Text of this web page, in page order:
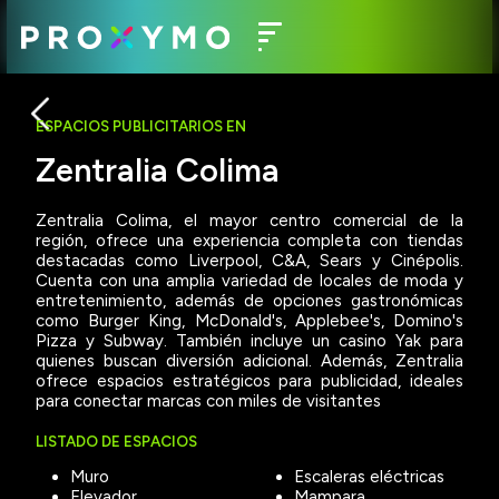
ESPACIOS PUBLICITARIOS EN
Zentralia Colima
Zentralia Colima, el mayor centro comercial de la
región, ofrece una experiencia completa con tiendas
destacadas como Liverpool, C&A, Sears y Cinépolis.
Cuenta con una amplia variedad de locales de moda y
entretenimiento, además de opciones gastronómicas
como Burger King, McDonald's, Applebee's, Domino's
Pizza y Subway. También incluye un casino Yak para
quienes buscan diversión adicional. Además, Zentralia
ofrece espacios estratégicos para publicidad, ideales
para conectar marcas con miles de visitantes
LISTADO DE ESPACIOS
Muro
Escaleras eléctricas